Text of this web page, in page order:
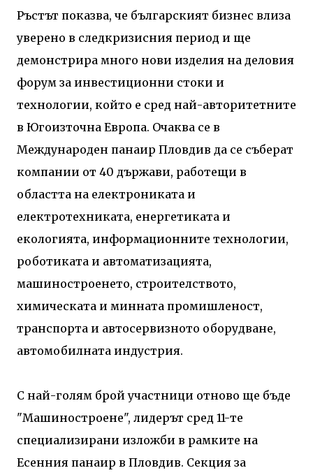
Ръстът показва, че българският бизнес влиза
уверено в следкризисния период и ще
демонстрира много нови изделия на деловия
форум за инвестиционни стоки и
технологии, който е сред най-авторитетните
в Югоизточна Европа. Очаква се в
Международен панаир Пловдив да се съберат
компании от 40 държави, работещи в
областта на електрониката и
електротехниката, енергетиката и
екологията, информационните технологии,
роботиката и автоматизацията,
машиностроенето, строителството,
химическата и минната промишленост,
транспорта и автосервизното оборудване,
автомобилната индустрия.
С най-голям брой участници отново ще бъде
"Машиностроене", лидерът сред 11-те
специализирани изложби в рамките на
Есенния панаир в Пловдив. Секция за